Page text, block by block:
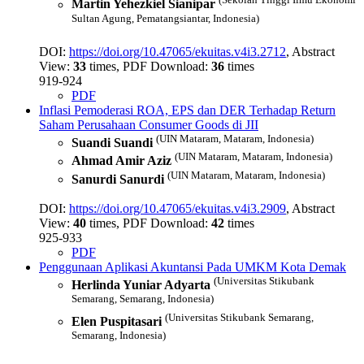
Martin Yehezkiel Sianipar
Sultan Agung, Pematangsiantar, Indonesia)
DOI: https://doi.org/10.47065/ekuitas.v4i3.2712, Abstract
View: 33 times, PDF Download: 36 times
919-924
PDF
Inflasi Pemoderasi ROA, EPS dan DER Terhadap Return
Saham Perusahaan Consumer Goods di JII
Suandi Suandi (UIN Mataram, Mataram, Indonesia)
Ahmad Amir Aziz (UIN Mataram, Mataram, Indonesia)
Sanurdi Sanurdi (UIN Mataram, Mataram, Indonesia)
DOI: https://doi.org/10.47065/ekuitas.v4i3.2909, Abstract
View: 40 times, PDF Download: 42 times
925-933
PDF
Penggunaan Aplikasi Akuntansi Pada UMKM Kota Demak
Herlinda Yuniar Adyarta (Universitas Stikubank
Semarang, Semarang, Indonesia)
Elen Puspitasari (Universitas Stikubank Semarang,
Semarang, Indonesia)